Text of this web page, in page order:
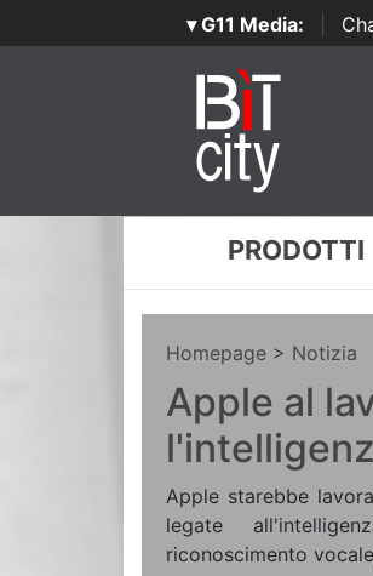
▾ G11 Media:
PRODOTTI
Homepage > Notizia
Apple al
Apple starebbe
legate
riconoscimento